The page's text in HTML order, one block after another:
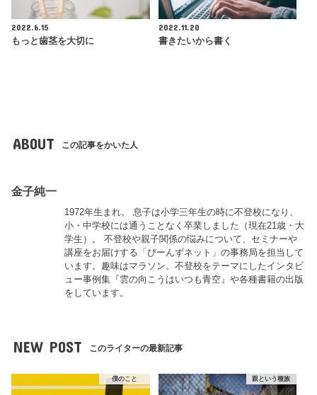
2022.6.15
もっと歯茎を大切に
2022.11.20
書きたいから書く
ABOUT この記事をかいた人
金子純一
1972年生まれ。 息子は小学三年生の時に不登校になり、
小・中学校には通うことなく卒業しました（現在21歳・大
学生）。 不登校や親子関係の悩みについて、セミナーや
講座をお届けする「びーんずネット」の事務局を担当して
います。趣味はマラソン。不登校をテーマにしたインタビ
ュー事例集『雲の向こうはいつも青空』や各種書籍の出版
をしています。
NEW POST このライターの最新記事
僕のこと 親という種族